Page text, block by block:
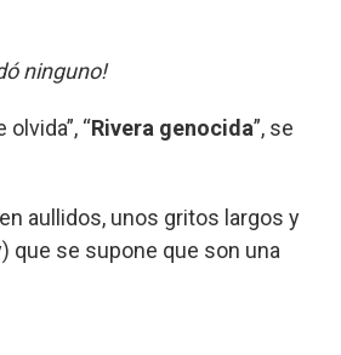
ninguno!
“Rivera genocida”, se
aullidos, unos gritos largos y
que se supone que son una